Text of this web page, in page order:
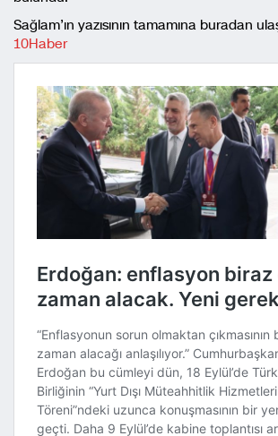
Sağlam’ın yazısının tamamına buradan
10Haber